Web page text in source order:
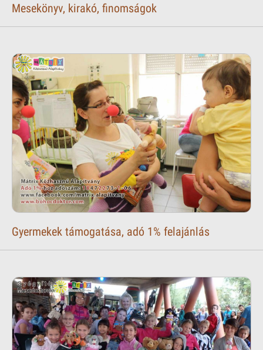
Mesekönyv, kirakó, finomságok
Gyermekek támogatása, adó 1% felajánlás